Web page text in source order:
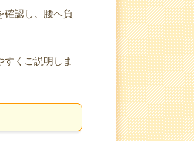
確認し、腰へ負
くご説明しま